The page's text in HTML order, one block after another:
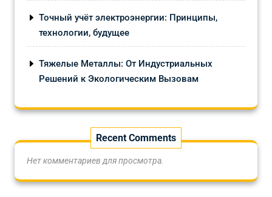
Точный учёт электроэнергии: Принципы,
технологии, будущее
Тяжелые Металлы: От Индустриальных
Решений к Экологическим Вызовам
Recent Comments
Нет комментариев для просмотра.